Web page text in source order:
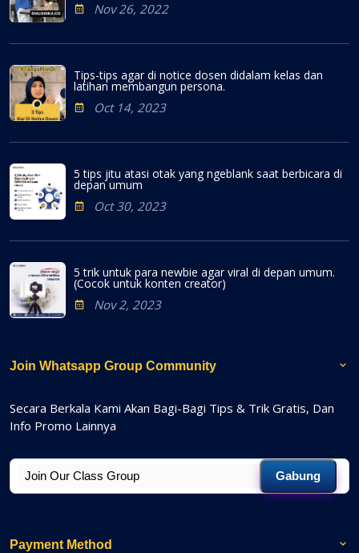
Nov 26, 2022
Tips-tips agar di notice dosen didalam kelas dan
latihan membangun persona.
Oct 14, 2023
5 tips jitu atasi otak yang ngeblank saat berbicara di
depan umum
Oct 30, 2023
5 trik untuk para newbie agar viral di depan umum.
(Cocok untuk konten creator)
Nov 2, 2023
Join Whatsapp Group Community
Secara Berkala Kami Akan Bagi-Bagi Tips & Trik Gratis, Dan
Info Promo Lainnya
Gabung
Payment Method